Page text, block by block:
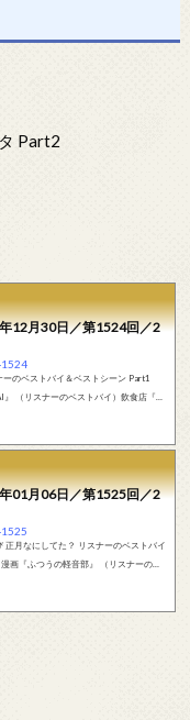
Part2
12月30日／第1524回／2
ど
he Planet Crafter』 （リスナーのベストバイ）映画『still dark』 （リスナー...
01月06日／第1525回／2